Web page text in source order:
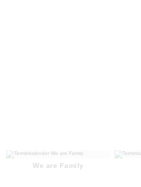
We are Family